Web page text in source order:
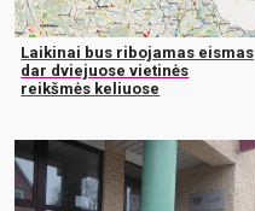
Laikinai bus ribojamas eismas
dar dviejuose vietinės
reikšmės keliuose